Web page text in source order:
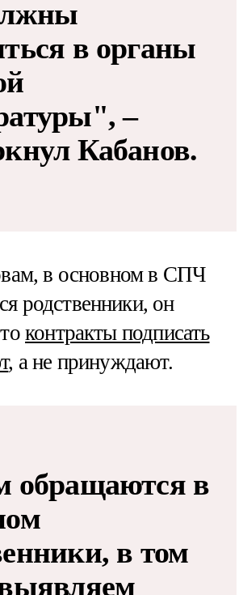
в органы
–
Кабанов.
в основном в СПЧ
родственники, он
контракты подписать
, а не принуждают.
обращаются в
в том